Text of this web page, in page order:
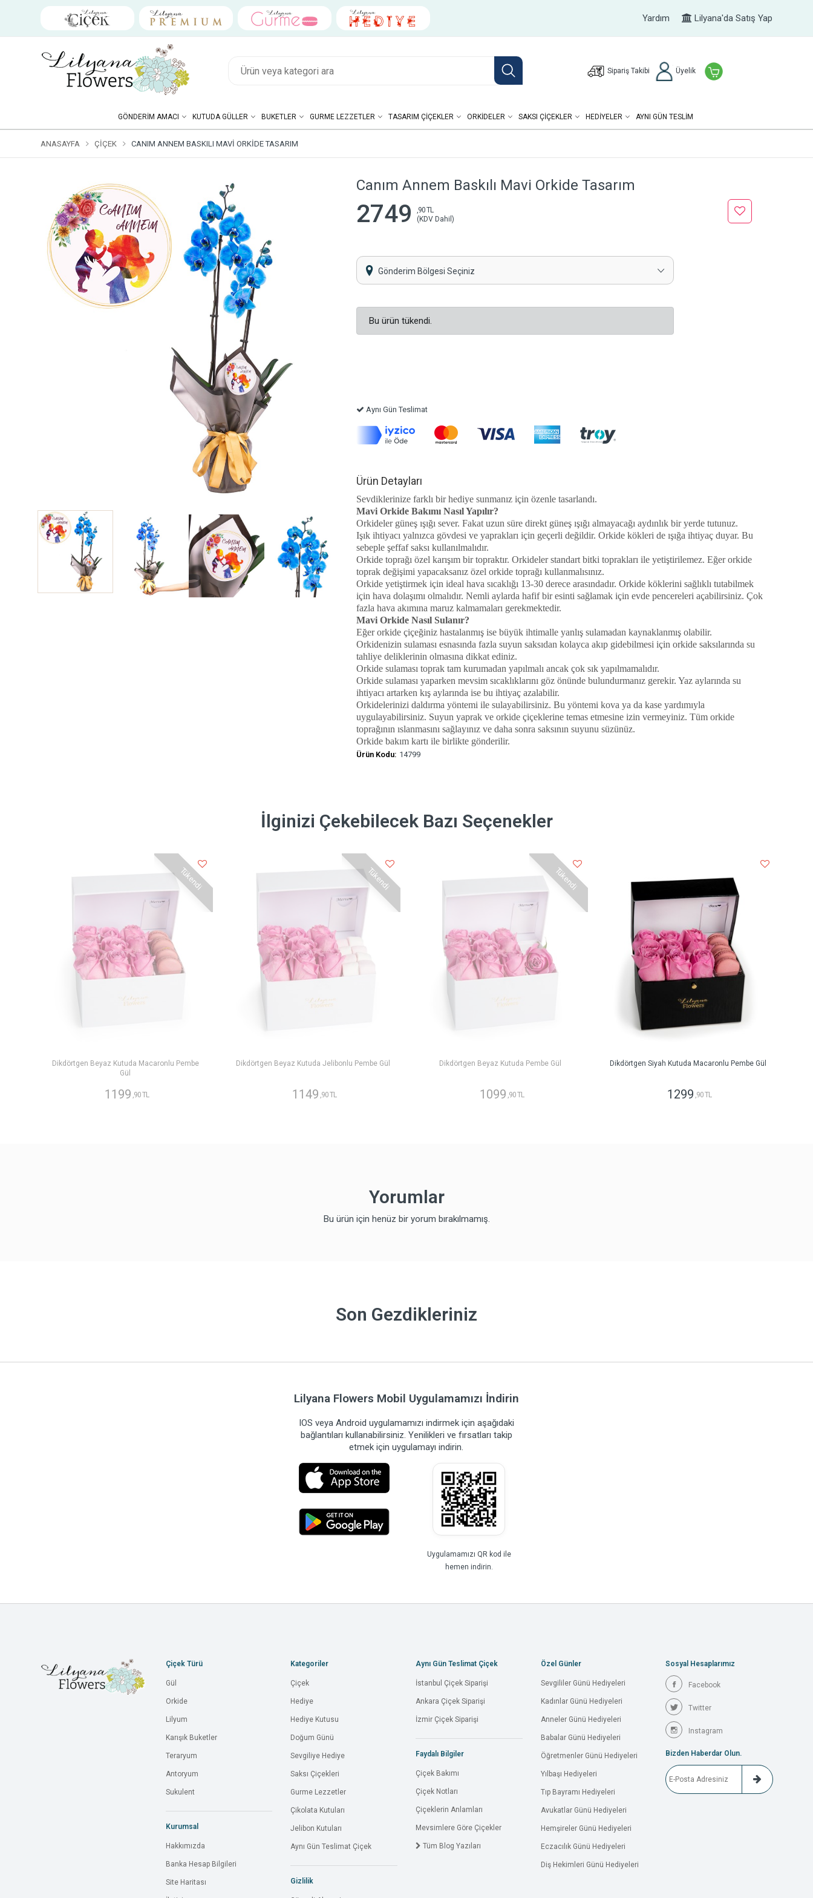
Yardım Lilyana'da Satış Yap
Sipariş Takibi Üyelik
GÖNDERIM AMACI KUTUDA GÜLLER BUKETLER GURME LEZZETLER TASARIM ÇIÇEKLER ORKIDELER SAKSI ÇIÇEKLER HEDIYELER AYNI GÜN TESLİM
ANASAYFA ÇIÇEK CANIM ANNEM BASKILI MAVI ORKIDE TASARIM
Canım Annem Baskılı Mavi Orkide Tasarım
2749
,90 TL
(KDV Dahil)
Gönderim Bölgesi Seçiniz
Bu ürün tükendi.
Aynı Gün Teslimat
Ürün Detayları
Sevdiklerinize farklı bir hediye sunmanız için özenle tasarlandı.
Mavi Orkide Bakımı Nasıl Yapılır?
Orkideler güneş ışığı sever. Fakat uzun süre direkt güneş ışığı almayacağı aydınlık bir yerde tutunuz.
Işık ihtiyacı yalnızca gövdesi ve yaprakları için geçerli değildir. Orkide kökleri de ışığa ihtiyaç duyar. Bu
sebeple şeffaf saksı kullanılmalıdır.
Orkide toprağı özel karışım bir topraktır. Orkideler standart bitki toprakları ile yetiştirilemez. Eğer orkide
toprak değişimi yapacaksanız özel orkide toprağı kullanmalısınız.
Orkide yetiştirmek için ideal hava sıcaklığı 13-30 derece arasındadır. Orkide köklerini sağlıklı tutabilmek
için hava dolaşımı olmalıdır. Nemli aylarda hafif bir esinti sağlamak için evde pencereleri açabilirsiniz. Çok
fazla hava akımına maruz kalmamaları gerekmektedir.
Mavi Orkide Nasıl Sulanır?
Eğer orkide çiçeğiniz hastalanmış ise büyük ihtimalle yanlış sulamadan kaynaklanmış olabilir.
Orkidenizin sulaması esnasında fazla suyun saksıdan kolayca akıp gidebilmesi için orkide saksılarında su
tahliye deliklerinin olmasına dikkat ediniz.
Orkide sulaması toprak tam kurumadan yapılmalı ancak çok sık yapılmamalıdır.
Orkide sulaması yaparken mevsim sıcaklıklarını göz önünde bulundurmanız gerekir. Yaz aylarında su
ihtiyacı artarken kış aylarında ise bu ihtiyaç azalabilir.
Orkidelerinizi daldırma yöntemi ile sulayabilirsiniz. Bu yöntemi kova ya da kase yardımıyla
uygulayabilirsiniz. Suyun yaprak ve orkide çiçeklerine temas etmesine izin vermeyiniz. Tüm orkide
toprağının ıslanmasını sağlayınız ve daha sonra saksının suyunu süzünüz.
Orkide bakım kartı ile birlikte gönderilir.
Ürün Kodu: 14799
İlginizi Çekebilecek Bazı Seçenekler
Tükendi
Dikdörtgen Beyaz Kutuda Macaronlu Pembe
Gül
1199 ,90 TL
Tükendi
Dikdörtgen Beyaz Kutuda Jelibonlu Pembe Gül
1149 ,90 TL
Tükendi
Dikdörtgen Beyaz Kutuda Pembe Gül
1099 ,90 TL
Dikdörtgen Siyah Kutuda Macaronlu Pembe Gül
1299 ,90 TL
Yorumlar
Bu ürün için henüz bir yorum bırakılmamış.
Son Gezdikleriniz
Lilyana Flowers Mobil Uygulamamızı İndirin
IOS veya Android uygulamamızı indirmek için aşağıdaki
bağlantıları kullanabilirsiniz. Yenilikleri ve fırsatları takip
etmek için uygulamayı indirin.
Uygulamamızı QR kod ile
hemen indirin.
Çiçek Türü
Gül
Orkide
Lilyum
Karışık Buketler
Teraryum
Antoryum
Sukulent
Kurumsal
Hakkımızda
Banka Hesap Bilgileri
Site Haritası
Kategoriler
Çiçek
Hediye
Hediye Kutusu
Doğum Günü
Sevgiliye Hediye
Saksı Çiçekleri
Gurme Lezzetler
Çikolata Kutuları
Jelibon Kutuları
Aynı Gün Teslimat Çiçek
Gizlilik
Aynı Gün Teslimat Çiçek
İstanbul Çiçek Siparişi
Ankara Çiçek Siparişi
İzmir Çiçek Siparişi
Faydalı Bilgiler
Çiçek Bakımı
Çiçek Notları
Çiçeklerin Anlamları
Mevsimlere Göre Çiçekler
Tüm Blog Yazıları
Özel Günler
Sevgililer Günü Hediyeleri
Kadınlar Günü Hediyeleri
Anneler Günü Hediyeleri
Babalar Günü Hediyeleri
Öğretmenler Günü Hediyeleri
Yılbaşı Hediyeleri
Tıp Bayramı Hediyeleri
Avukatlar Günü Hediyeleri
Hemşireler Günü Hediyeleri
Eczacılık Günü Hediyeleri
Diş Hekimleri Günü Hediyeleri
Sosyal Hesaplarımız
Facebook
Twitter
Instagram
Bizden Haberdar Olun.